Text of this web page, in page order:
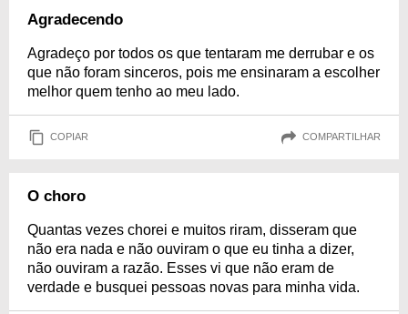
Agradecendo
Agradeço por todos os que tentaram me derrubar e os
que não foram sinceros, pois me ensinaram a escolher
melhor quem tenho ao meu lado.
COPIAR COMPARTILHAR
O choro
Quantas vezes chorei e muitos riram, disseram que
não era nada e não ouviram o que eu tinha a dizer,
não ouviram a razão. Esses vi que não eram de
verdade e busquei pessoas novas para minha vida.